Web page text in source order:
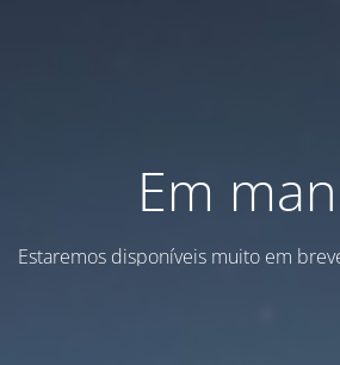
Em
Estaremos disponíveis muito em